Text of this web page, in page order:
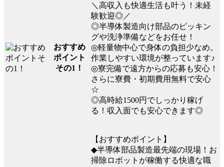
おすすめ
ポイント
その1！
＼高収入も快適生活も叶う！未経
験歓迎◎／
◎半導体製造向け部品のピッキン
グや洗浄準備などをお任せ！
◎軽量物中心で身体の負担少なめ。
作業しやすい環境が整っています♪
◎寮完備で遠方からの応募も安心！
さらに寮費・初期費用無料で安心
☆
◎高時給1500円でしっかり稼げ
る！収入面でも安心できます◎
【おすすめポイント】
◆半導体部品製造最先端の現場！お
掃除ロボットが稼働する快適な職